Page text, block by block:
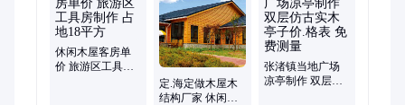
休闲木屋客房单
价 旅游区工具房
定.海定做木屋木
结构厂家 休闲木
张渚镇当地广场
凉亭制作 双层仿